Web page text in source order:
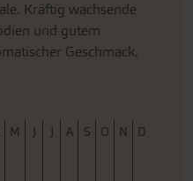
Kräftig wachsende
und gutem
Geschmack.
M J J A S O N
D